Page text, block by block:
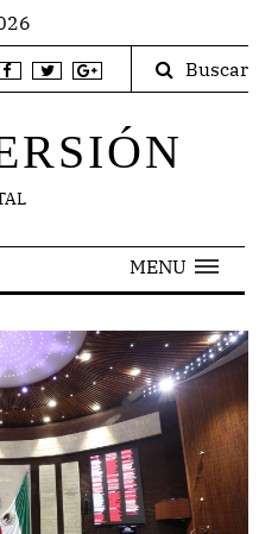
Buscar
MENU